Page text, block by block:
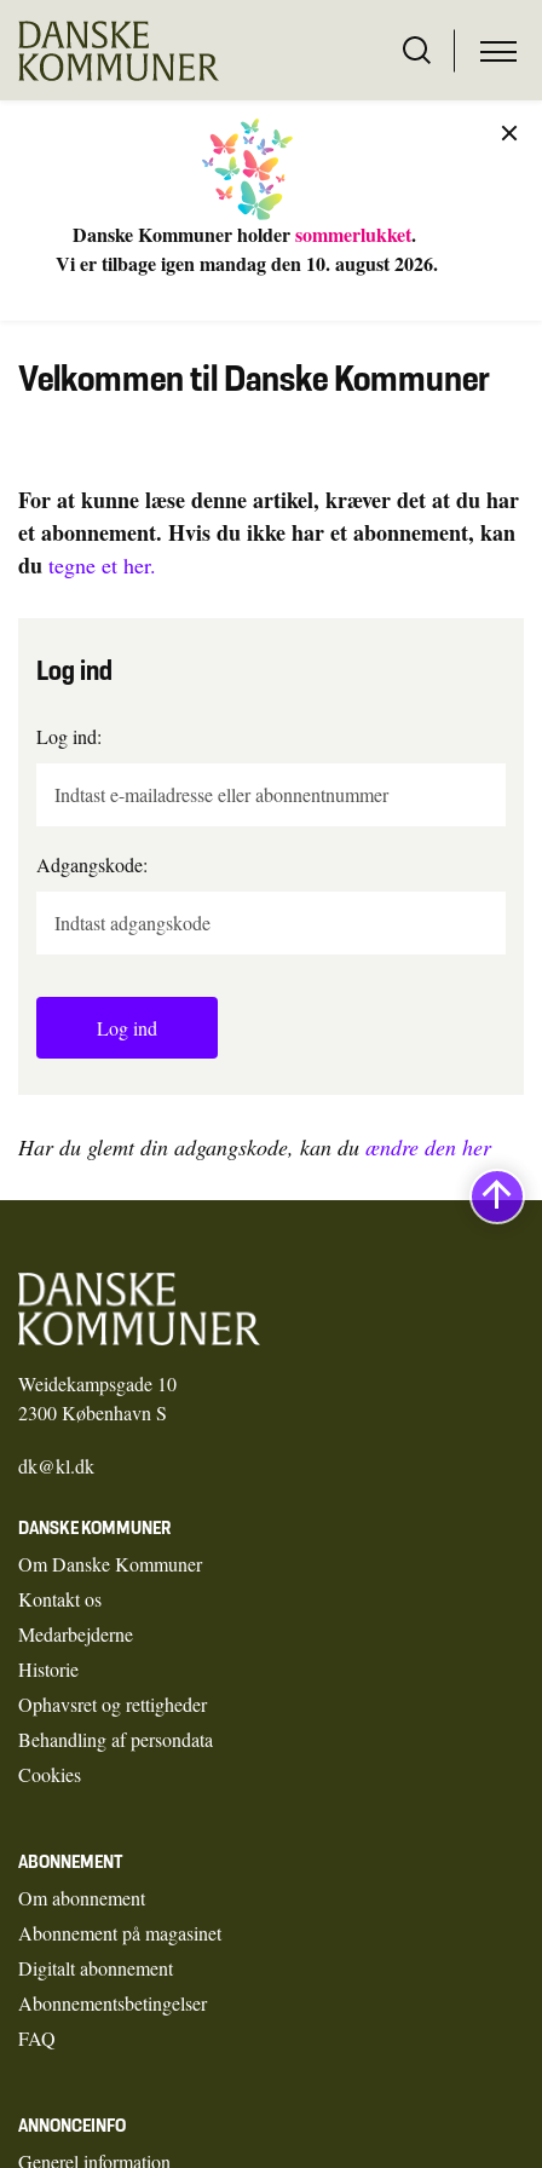
Danske Kommuner holdersommerlukket.
Vi er tilbage igen mandag den 10. august 2026.
Velkommen til Danske Kommuner
For at kunne læse denne artikel, kræver det at du har
et abonnement. Hvis du ikke har et abonnement, kan
du tegne et her.
Log ind
Log ind:
Adgangskode:
Log ind
Har du glemt din adgangskode, kan du ændre den her
Weidekampsgade 10
2300 København S
dk@kl.dk
DANSKE KOMMUNER
Om Danske Kommuner
Kontakt os
Medarbejderne
Historie
Ophavsret og rettigheder
Behandling af persondata
Cookies
ABONNEMENT
Om abonnement
Abonnement på magasinet
Digitalt abonnement
Abonnementsbetingelser
FAQ
ANNONCEINFO
Generel information